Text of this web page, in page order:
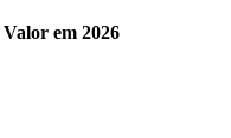
Valor em 2026